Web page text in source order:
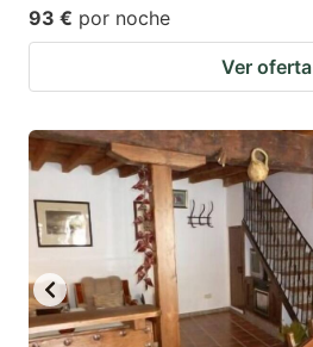
93 € por noche
Ver oferta